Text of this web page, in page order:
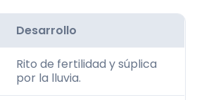
Desarrollo
Rito de fertilidad y súplica
por la lluvia.